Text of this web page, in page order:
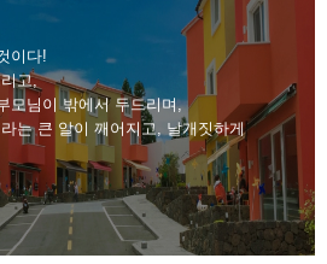
이다!
고,
모님이 밖에서 두드리며,
는 큰 알이 깨어지고, 날개짓하게